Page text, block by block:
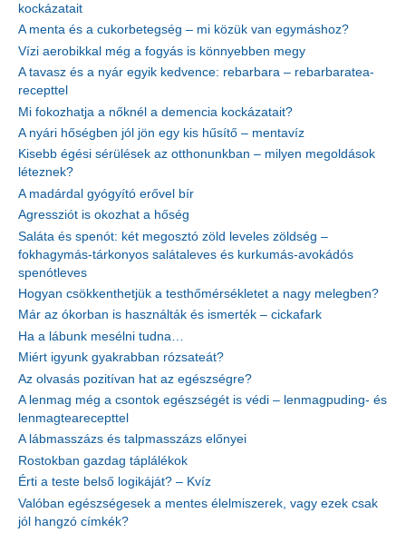
kockázatait
A menta és a cukorbetegség – mi közük van egymáshoz?
Vízi aerobikkal még a fogyás is könnyebben megy
A tavasz és a nyár egyik kedvence: rebarbara – rebarbaratea-
recepttel
Mi fokozhatja a nőknél a demencia kockázatait?
A nyári hőségben jól jön egy kis hűsítő – mentavíz
Kisebb égési sérülések az otthonunkban – milyen megoldások
léteznek?
A madárdal gyógyító erővel bír
Agressziót is okozhat a hőség
Saláta és spenót: két megosztó zöld leveles zöldség –
fokhagymás-tárkonyos salátaleves és kurkumás-avokádós
spenótleves
Hogyan csökkenthetjük a testhőmérsékletet a nagy melegben?
Már az ókorban is használták és ismerték – cickafark
Ha a lábunk mesélni tudna…
Miért igyunk gyakrabban rózsateát?
Az olvasás pozitívan hat az egészségre?
A lenmag még a csontok egészségét is védi – lenmagpuding- és
lenmagtearecepttel
A lábmasszázs és talpmasszázs előnyei
Rostokban gazdag táplálékok
Érti a teste belső logikáját? – Kvíz
Valóban egészségesek a mentes élelmiszerek, vagy ezek csak
jól hangzó címkék?